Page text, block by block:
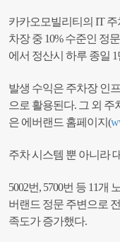
카카오모빌리티의 IT
차장 중 10% 수준인 정
에서 정산시 하루 종일
발생 수익은 주차장 인
으로 활용된다. 그 외
은 에버랜드 홈페이지(
주차 시스템 뿐 아니라
5002번, 5700번 등 11개
버랜드 정문 주변으로
족도가 증가했다.